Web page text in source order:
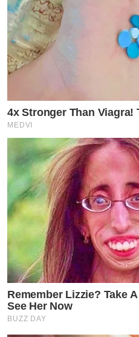
4x Stronger Than Viagra!
MEDVI
Remember Lizzie? Take
See Her Now
BUZZ DAY